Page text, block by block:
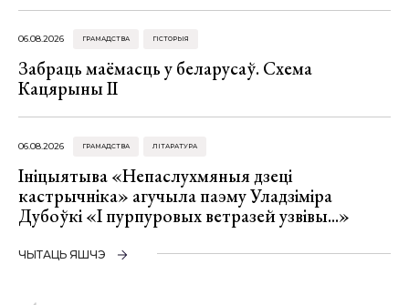
06.08.2026 ГРАМАДСТВА ГІСТОРЫЯ
Забраць маёмасць у беларусаў. Схема
Кацярыны ІІ
06.08.2026 ГРАМАДСТВА ЛІТАРАТУРА
Ініцыятыва «Непаслухмяныя дзеці
кастрычніка» агучыла паэму Уладзіміра
Дубоўкі «І пурпуровых ветразей узвівы...»
ЧЫТАЦЬ ЯШЧЭ